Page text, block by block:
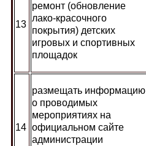
13
ремонт (обновление
лако-красочного
покрытия) детских
игровых и спортивных
площадок
14
размещать информацию
о проводимых
мероприятиях на
официальном сайте
администрации